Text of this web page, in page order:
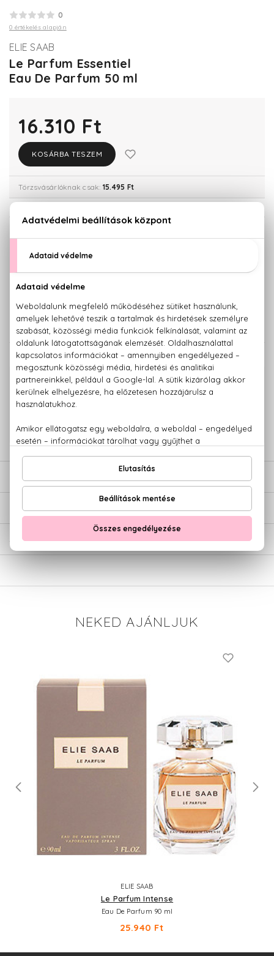
0
0 értékelés alapján
ELIE SAAB
Le Parfum Essentiel
Eau De Parfum 50 ml
16.310 Ft
KOSÁRBA TESZEM
Törzsvásárlóknak csak: 15.495 Ft
KISZERELÉS KIVÁLASZTÁSA
30 ml
50 ml
21.780 Ft
KAPCSOLÓDÓ TERMÉKEK
100% eredeti termékek,14 napos visszaküldési garanciával
779 1926
ÉRTÉKELÉSEK (0)
SZÁLLÍTÁS
NEKED AJÁNLJUK
ELIE SAAB
Le Parfum Intense
Eau De Parfum 90 ml
25.940 Ft